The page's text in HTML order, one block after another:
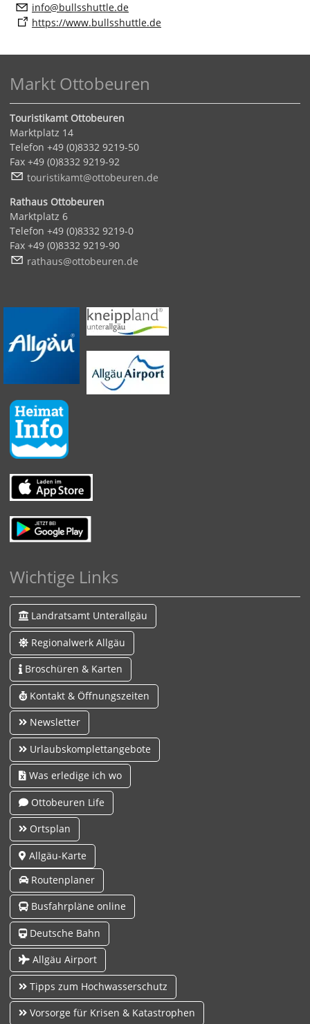
nf
b llssh ttl
d
https://www.bullsshuttle.de
Markt Ottobeuren
Touristikamt Ottobeuren
Marktplatz 14
Telefon +49 (0)8332 9219-50
Fax +49 (0)8332 9219-92
t
r st k mt tt b r n d
Rathaus Ottobeuren
Marktplatz 6
Telefon +49 (0)8332 9219-0
Fax +49 (0)8332 9219-90
r th s tt b r n d
Wichtige Links
Landratsamt Unterallgäu
Regionalwerk Allgäu
Broschüren & Karten
Kontakt & Öffnungszeiten
Newsletter
Urlaubskomplettangebote
Was erledige ich wo
Ottobeuren Life
Ortsplan
Allgäu-Karte
Routenplaner
Busfahrpläne online
Deutsche Bahn
Allgäu Airport
Tipps zum Hochwasserschutz
Vorsorge für Krisen & Katastrophen